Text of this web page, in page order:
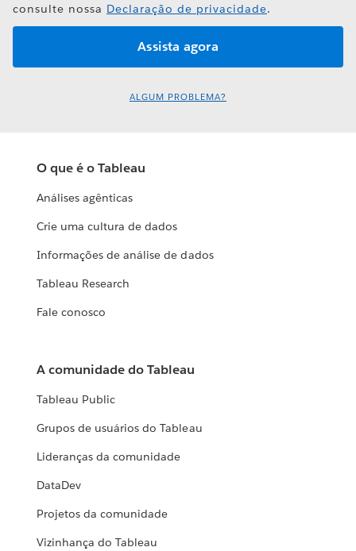
consulte nossa Declaração de privacidade.
ALGUM PROBLEMA?
O que é o Tableau
Análises agênticas
Crie uma cultura de dados
Informações de análise de dados
Tableau Research
Fale conosco
A comunidade do Tableau
Tableau Public
Grupos de usuários do Tableau
Lideranças da comunidade
DataDev
Projetos da comunidade
Vizinhança do Tableau